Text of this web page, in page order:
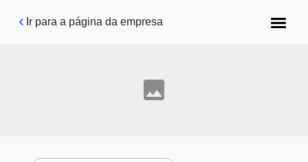
Pular para o conteúdo principal
Ir para a página da empresa